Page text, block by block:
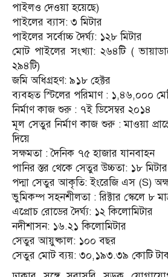
পাইলও দেওয়া হয়েছে)
পাইলের ব্যাস: ৩ মিটার
পাইলের সর্বোচ্চ দৈর্ঘ্য: ১২৮ মিটার
মোট পাইলের সংখ্যা: ২৬৪টি (
২৯৪টি)
জমি অধিগ্রহণ: ৯১৮ হেক্টর
ব্যবহৃত স্টিলের পরিমাণ : ১,৪৬,০০০
নির্মাণ কাজ শুরু : ৭ই ডিসেম্বর ২০১৪
মূল সেতুর নির্মাণ কাজ শুরু : মাওয়া
দিয়ে
সক্ষমতা : দৈনিক ৭৫ হাজার যানবাহন
পানির স্তর থেকে সেতুর উচ্চতা: ১৮ মিটার
পদ্মা সেতুর আকৃতি: ইংরেজি এস (S)
ভুমিকম্প সহনশীলতা : রিক্টার স্কেলে ৮
এপ্রোচ রোডের দৈর্ঘ্য: ১২ কিলোমিটার
নদীশাসন: ১৬.২১ কিলোমিটার
সেতুর আয়ুষ্কাল: ১০০ বছর
সেতুর মোট ব্যয়: ৩০,১৯৩.৩৯ কোটি